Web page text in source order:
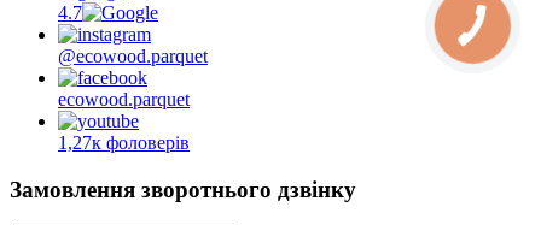
4.7
@ecowood.parquet
ecowood.parquet
1,27к фоловерів
Замовлення зворотнього дзвінку